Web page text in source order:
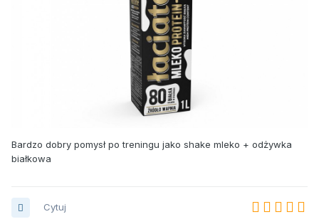
Bardzo dobry pomysł po treningu jako shake mleko + odżywka
białkowa
Cytuj